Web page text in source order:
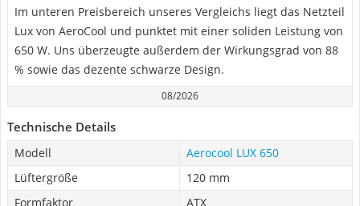
Im unteren Preisbereich unseres Vergleichs liegt das Netzteil
Lux von AeroCool und punktet mit einer soliden Leistung von
650 W. Uns überzeugte außerdem der Wirkungsgrad von 88
% sowie das dezente schwarze Design.
08/2026
Technische Details
Modell
Aerocool LUX 650
Lüftergröße
120 mm
Formfaktor
ATX